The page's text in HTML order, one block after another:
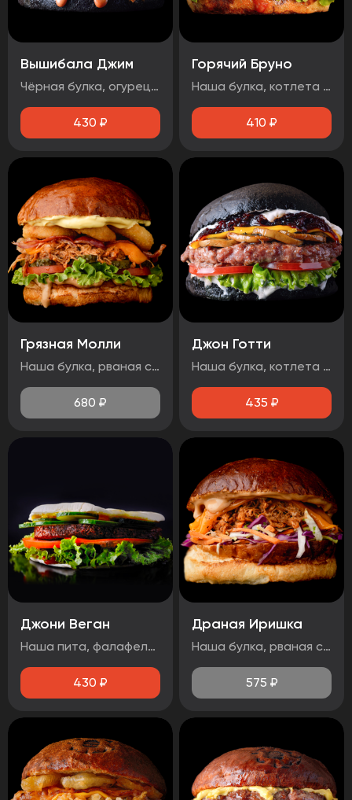
Вышибала Джим
Чёрная булка, огурец маринованный, говядина, грибы, бекон, сыр чеддер, два фирменных соуса
430 ₽
Горячий Бруно
Наша булка, котлета говяжья, помидор, лук маринованный, лист салата, соус барбекю, перец болгарский тушеный, халапеньо, сыр чеддер, острый соус.
410 ₽
Грязная Молли
Наша булка, рваная свинина, лист салата, бекон, огурец маринованный, помидор, сыр чеддер, луковые кольца, соус барбекю, медово-горчичный соус.
680 ₽
Джон Готти
Наша булка, котлета говяжья, помидор, лист салата, соус дорблю, грибы, сыр чеддер, луковый джем, чесночный соус.
435 ₽
Джони Веган
Наша пита, фалафель, лист салата, помидор, свежий огурец, соус 1000 островов.
430 ₽
Драная Иришка
Наша булка, рваная свинина, салат Коул Слоу, сыр чеддер, соус барбекю.
575 ₽